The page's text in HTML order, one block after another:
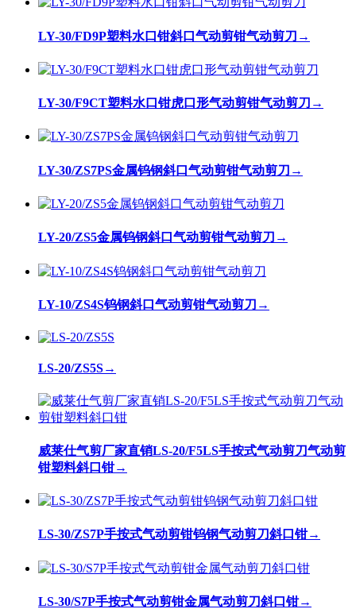
LY-30/FD9P塑料水口钳斜口气动剪钳气动剪刀 →
LY-30/F9CT塑料水口钳虎口形气动剪钳气动剪刀 →
LY-30/ZS7PS金属钨钢斜口气动剪钳气动剪刀 →
LY-20/ZS5金属钨钢斜口气动剪钳气动剪刀 →
LY-10/ZS4S钨钢斜口气动剪钳气动剪刀 →
LS-20/ZS5S→
威莱仕气剪厂家直销LS-20/F5LS手按式气动剪刀气动剪
钳塑料斜口钳→
LS-30/ZS7P手按式气动剪钳钨钢气动剪刀斜口钳→
LS-30/S7P手按式气动剪钳金属气动剪刀斜口钳→